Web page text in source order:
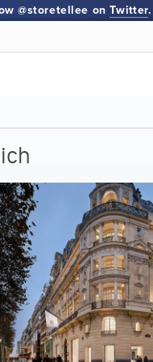
@storetellee onTwitter.